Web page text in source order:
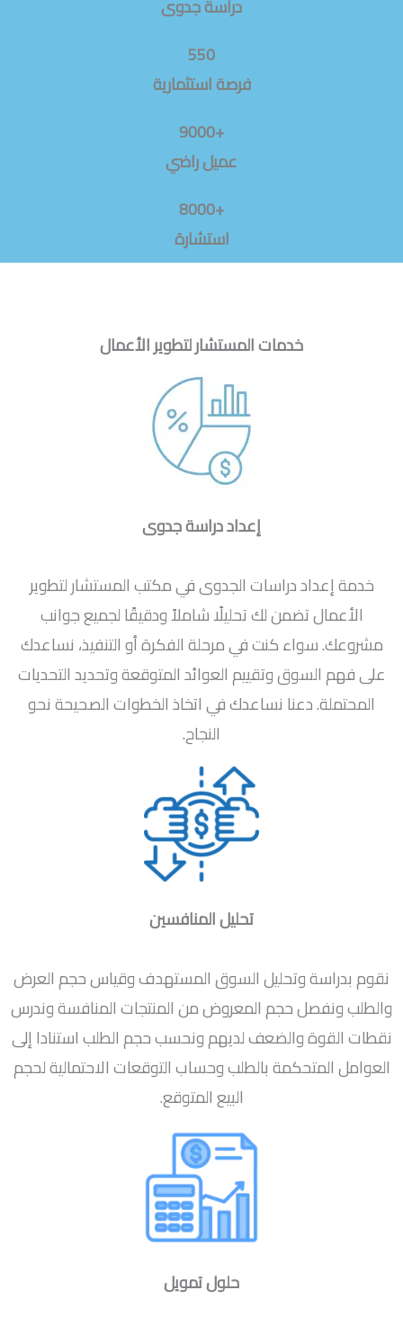
دراسة جدوى
550
فرصة استثمارية
+9000
عميل راضي
+8000
استشارة
خدمات المستشار لتطوير الأعمال
إعداد دراسة جدوى
خدمة إعداد دراسات الجدوى في مكتب المستشار لتطوير
الأعمال تضمن لك تحليلًا شاملاً ودقيقًا لجميع جوانب
مشروعك. سواء كنت في مرحلة الفكرة أو التنفيذ، نساعدك
على فهم السوق وتقييم العوائد المتوقعة وتحديد التحديات
المحتملة. دعنا نساعدك في اتخاذ الخطوات الصحيحة نحو
النجاح.
تحليل المنافسين
نقوم بدراسة وتحليل السوق المستهدف وقياس حجم العرض
والطلب ونفصل حجم المعروض من المنتجات المنافسة وندرس
نقطات القوة والضعف لديهم ونحسب حجم الطلب استنادا إلى
العوامل المتحكمة بالطلب وحساب التوقعات الاحتمالية لحجم
البيع المتوقع.
حلول تمويل